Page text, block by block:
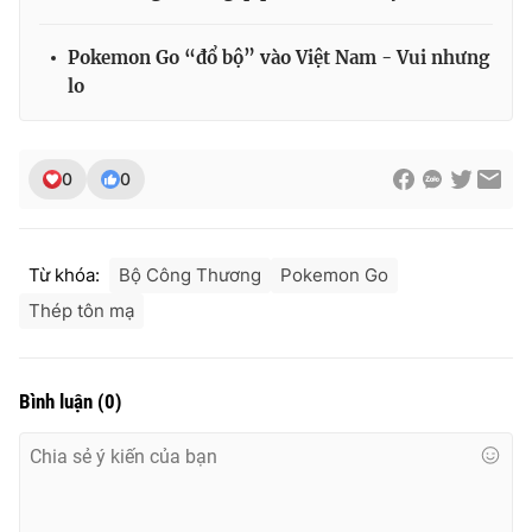
Phó Tổng Biên tập:Nguyễn Thị Mỹ Hạnh, Phạm Quốc Thắng,
Pokemon Go “đổ bộ” vào Việt Nam - Vui nhưng
lo
0 0
Từ khóa: Bộ Công Thương
Pokemon Go
Thép tôn mạ
Bình luận (0)